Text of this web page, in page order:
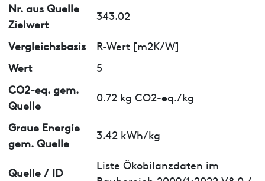
Nr. aus Quelle
Zielwert
343.02
Vergleichsbasis
R-Wert [m2K/W]
Wert
5
CO2-eq. gem.
Quelle
0.72 kg CO2-eq./kg
Graue Energie
gem. Quelle
3.42 kWh/kg
Quelle / ID
Liste Ökobilanzdaten im